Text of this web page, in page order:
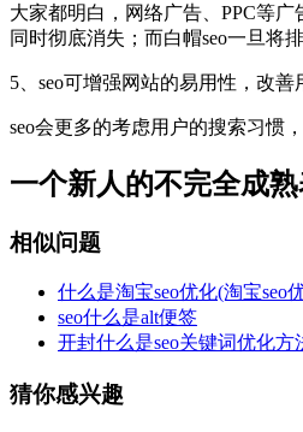
大家都明白，网络广告、PPC等
同时彻底消失；而白帽seo一旦将
5、seo可增强网站的易用性，改善
seo会更多的考虑用户的搜索习惯
一个新人的不完全成
相似问题
什么是淘宝seo优化(淘宝seo
seo什么是alt便签
开封什么是seo关键词优化方
猜你感兴趣